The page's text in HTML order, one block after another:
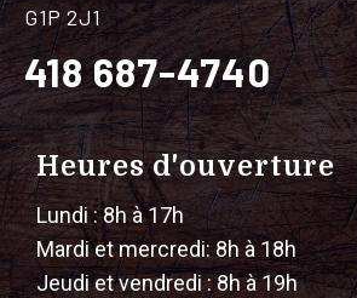
G1P 2J1
418 687-4740
Heures d'ouverture
Lundi : 8h à 17h
Mardi et mercredi: 8h à 18h
Jeudi et vendredi : 8h à 19h